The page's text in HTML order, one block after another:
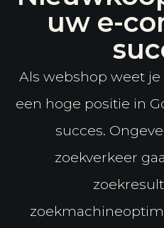
uw e-
Als webshop weet
een hoge positie in
succes.
zoekverkeer